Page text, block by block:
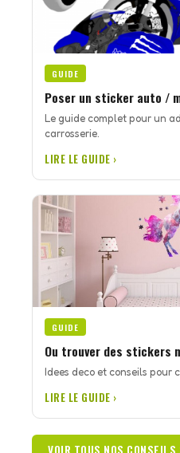
GUIDE
Poser un sticker auto /
Le guide complet pour un
carrosserie.
LIRE LE GUIDE ›
GUIDE
Ou trouver des stickers
Idees deco et conseils pour
LIRE LE GUIDE ›
VOIR TOUS NOS CONSEILS